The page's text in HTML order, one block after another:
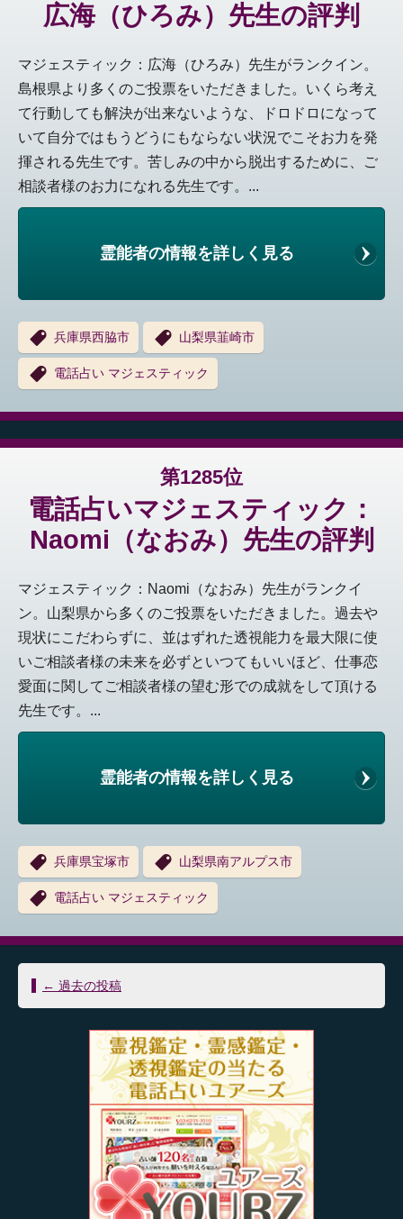
広海（ひろみ）先生の評判
マジェスティック：広海（ひろみ）先生がランクイン。
島根県より多くのご投票をいただきました。いくら考え
て行動しても解決が出来ないような、ドロドロになって
いて自分ではもうどうにもならない状況でこそお力を発
揮される先生です。苦しみの中から脱出するために、ご
相談者様のお力になれる先生です。...
霊能者の情報を詳しく見る
兵庫県西脇市 山梨県韮崎市
電話占い マジェスティック
第1285位
電話占いマジェスティック：
Naomi（なおみ）先生の評判
マジェスティック：Naomi（なおみ）先生がランクイ
ン。山梨県から多くのご投票をいただきました。過去や
現状にこだわらずに、並はずれた透視能力を最大限に使
いご相談者様の未来を必ずといつてもいいほど、仕事恋
愛面に関してご相談者様の望む形での成就をして頂ける
先生です。...
霊能者の情報を詳しく見る
兵庫県宝塚市 山梨県南アルプス市
電話占い マジェスティック
投 ← 過去の投稿